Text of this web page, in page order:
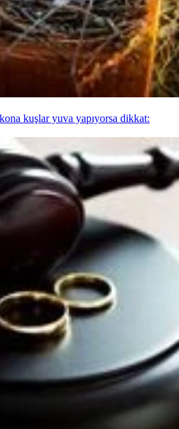
kuşlar yuva yapıyorsa dikkat: